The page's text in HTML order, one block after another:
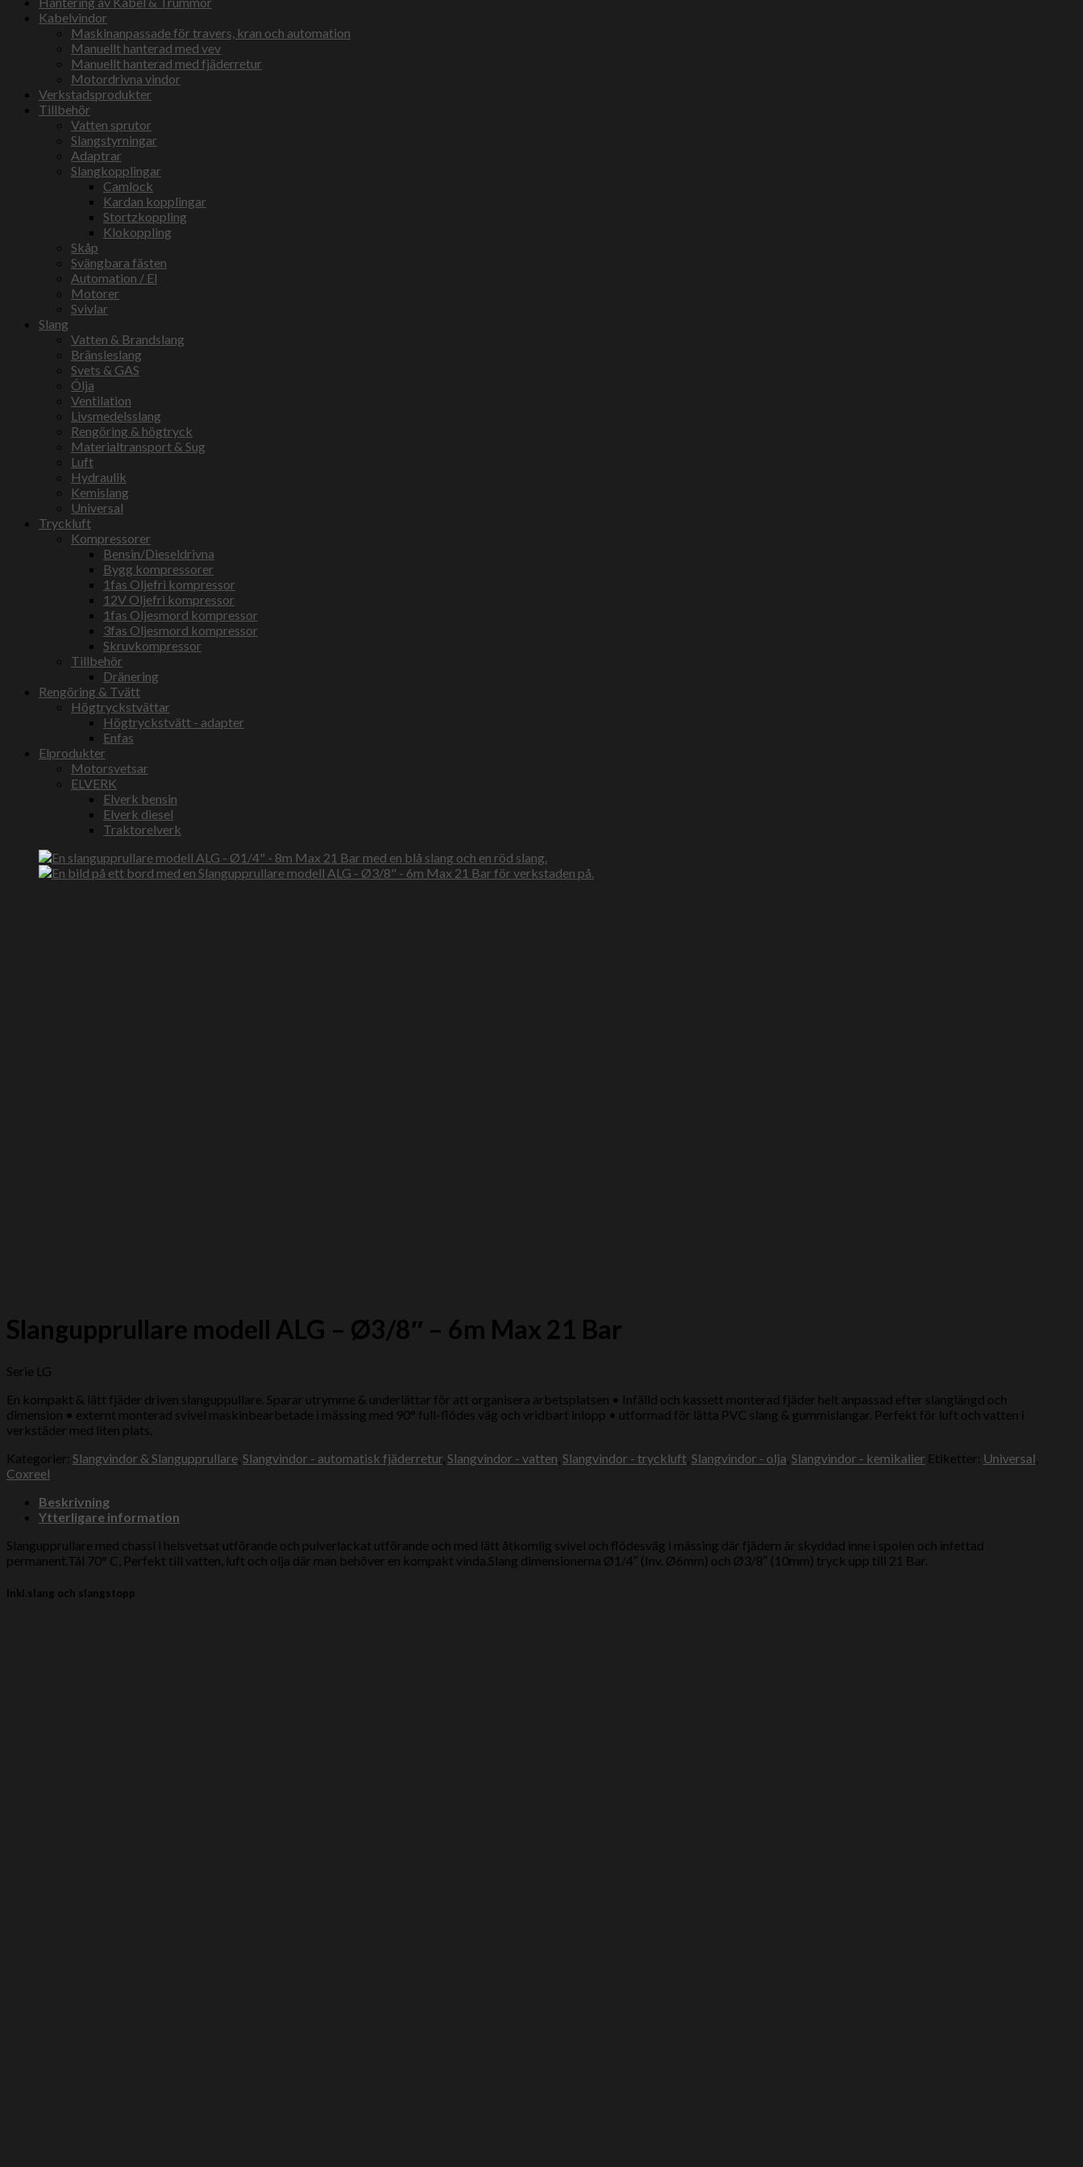
Kabelvindor
Maskinanpassade för travers, kran och automation
Manuellt hanterad med vev
Manuellt hanterad med fjäderretur
Motordrivna vindor
Verkstadsprodukter
Tillbehör
Vatten sprutor
Slangstyrningar
Adaptrar
Slangkopplingar
Camlock
Kardan kopplingar
Stortzkoppling
Klokoppling
Skåp
Svängbara fästen
Automation / El
Motorer
Svivlar
Slang
Vatten & Brandslang
Bränsleslang
Svets & GAS
Ólja
Ventilation
Livsmedelsslang
Rengöring & högtryck
Materialtransport & Sug
Luft
Hydraulik
Kemislang
Universal
Tryckluft
Kompressorer
Bensin/Dieseldrivna
Bygg kompressorer
1fas Oljefri kompressor
12V Oljefri kompressor
1fas Oljesmord kompressor
3fas Oljesmord kompressor
Skruvkompressor
Tillbehör
Dränering
Rengöring & Tvätt
Högtryckstvättar
Högtryckstvätt - adapter
Enfas
Elprodukter
Motorsvetsar
ELVERK
Elverk bensin
Elverk diesel
Traktorelverk
Slangupprullare modell ALG – Ø3/8″ – 6m Max 21 Bar
Serie LG
En kompakt & lätt fjäder driven slanguppullare. Sparar utrymme & underlättar för att organisera arbetsplatsen • Infälld och kassett monterad fjäder helt anpassad efter slanglängd och
dimension • externt monterad svivel maskinbearbetade i mässing med 90° full-flödes väg och vridbart inlopp • utformad för lätta PVC slang & gummislangar. Perfekt för luft och vatten i
verkstäder med liten plats.
Kategorier: Slangvindor & Slangupprullare Slangvindor - automatisk fjäderretur, Slangvindor - vatten Slangvindor - tryckluft Slangvindor - olja Slangvindor - kemikalier Etiketter: Universal
Coxreel
Beskrivning
Ytterligare information
Slangupprullare med chassi i helsvetsat utförande och pulverlackat utförande och med lätt åtkomlig svivel och flödesväg i mässing där fjädern är skyddad inne i spolen och infettad
permanent.Tål 70° C, Perfekt till vatten, luft och olja där man behöver en kompakt vinda.Slang dimensionerna Ø1/4″ (Inv. Ø6mm) och Ø3/8″ (10mm) tryck upp till 21 Bar.
Inkl.slang och slangstopp